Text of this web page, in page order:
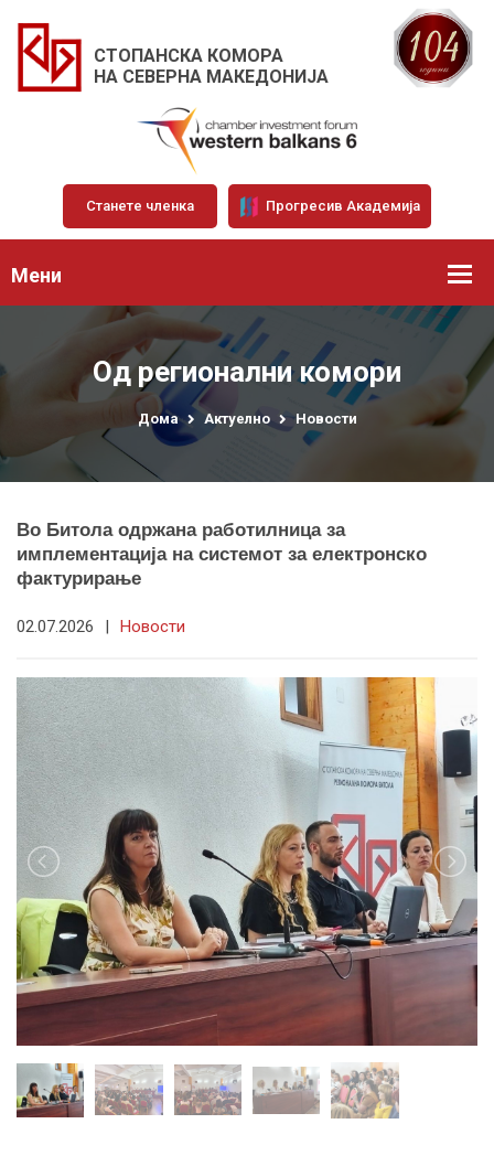
СТОПАНСКА КОМОРА
НА СЕВЕРНА МАКЕДОНИЈА
Станете членка Прогресив Академија
Мени
Од регионални комори
Дома Актуелно Новости
Во Битола одржана работилница за
имплементација на системот за електронско
фактурирање
02.07.2026 | Новости